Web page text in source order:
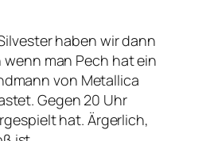
haben wir dann
man Pech hat ein
von Metallica
Gegen 20 Uhr
hat. Ärgerlich,